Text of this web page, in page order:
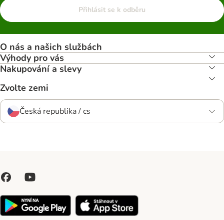
Přihlásit se k odběru
O nás a našich službách
Výhody pro vás
Nakupování a slevy
Zvolte zemi
Česká republika / cs